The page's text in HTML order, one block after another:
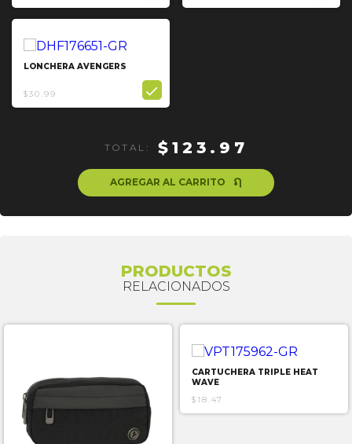
LONCHERA AVENGERS
$30.99 
TOTAL: $123.97
AGREGAR AL CARRITO ຐ
PRODUCTOS
RELACIONADOS
CARTUCHERA TRIPLE HEAT
WAVE
$18.47